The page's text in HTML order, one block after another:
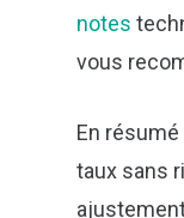
notes
vous
En résumé
taux sans
ajustement.